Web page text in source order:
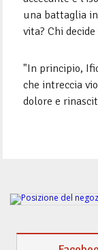
una battaglia
vita? Chi
"In principio,
che intreccia
dolore e